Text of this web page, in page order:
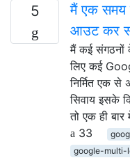
5
मैं एक समय
आउट कर
मैं कई संगठनों
लिए कई
निर्मित एक से
सिवाय इसके
तो एक ही
33
google-multi-